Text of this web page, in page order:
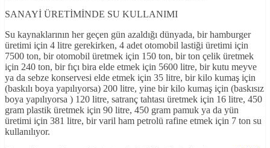
SANAYİ ÜRETİMİNDE SU KULLANIMI
Su kaynaklarının her geçen gün azaldığı dünyada, bir hamburger
üretimi için 4 litre gerekirken, 4 adet otomobil lastiği üretimi için
7500 ton, bir otomobil üretmek için 150 ton, bir ton çelik üretmek
için 240 ton, bir fıçı bira elde etmek için 5600 litre, bir kutu meyve
ya da sebze konservesi elde etmek için 35 litre, bir kilo kumaş için
(baskılı boya yapılıyorsa) 200 litre, yine bir kilo kumaş için (baskısız
boya yapılıyorsa ) 120 litre, satranç tahtası üretmek için 16 litre, 450
gram plastik üretmek için 90 litre, 450 gram pamuk ya da yün
üretimi için 381 litre, bir varil ham petrolü rafine etmek için 7 ton su
kullanılıyor.